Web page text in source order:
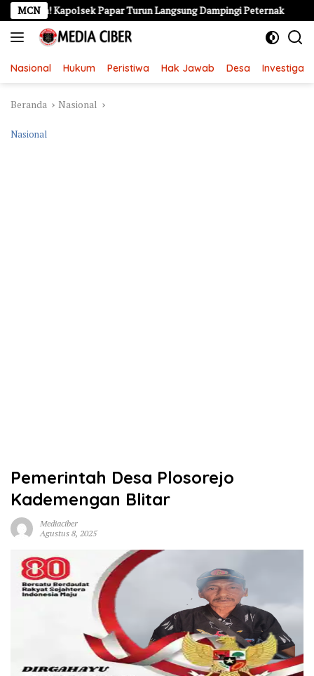
Langsung
ke
konten
MCN
Kapolsek Papar Turun Langsung Dampingi Peternak
Nasional Hukum Peristiwa Hak Jawab Desa Investigasi
Beranda Nasional
Nasional
Pemerintah Desa Plosorejo
Kademengan Blitar
Mediaciber
Agustus 8, 2025